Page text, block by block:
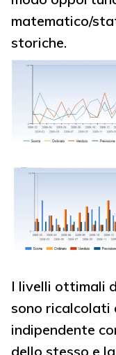
matematico/
storiche.
I livelli ottimali
sono ricalcolati
indipendente
dello stesso e